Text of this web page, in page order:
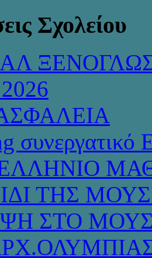
Σχολείου
συνεργατικό
ΤΗΣ
ΣΤΟ